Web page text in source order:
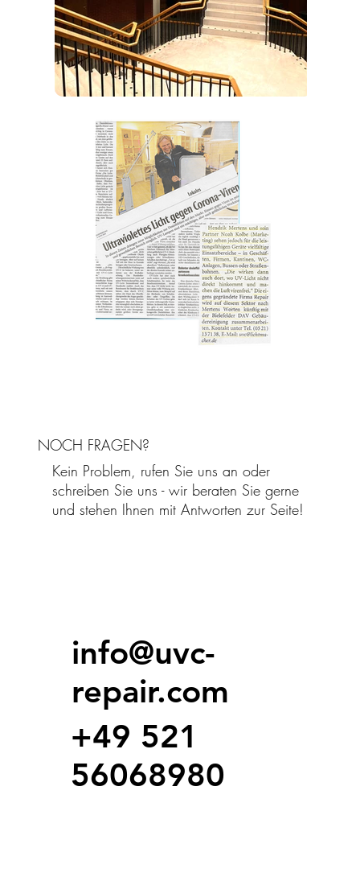
NOCH FRAGEN?
Kein Problem, rufen Sie uns an oder
schreiben Sie uns - wir beraten Sie gerne
und stehen Ihnen mit Antworten zur Seite!
info@uvc-
repair.com
+49 521
56068980